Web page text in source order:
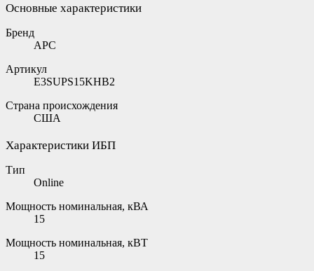
Основные характеристики
Бренд
APC
Артикул
E3SUPS15KHB2
Страна происхождения
США
Характеристики ИБП
Тип
Online
Мощность номинальная, кВА
15
Мощность номинальная, кВТ
15